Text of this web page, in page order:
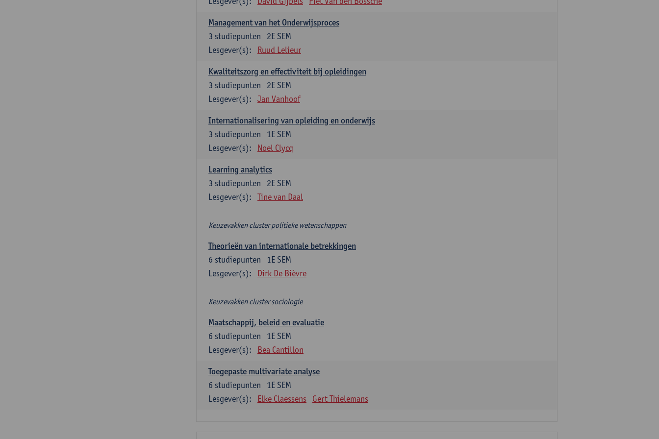
Management van het Onderwijsproces
2E SEM
3 studiepunten
Lesgever(s):
Ruud Lelieur
Kwaliteitszorg en effectiviteit bij opleidingen
2E SEM
3 studiepunten
Lesgever(s):
Jan Vanhoof
Internationalisering van opleiding en onderwijs
1E SEM
3 studiepunten
Lesgever(s):
Noel Clycq
Learning analytics
2E SEM
3 studiepunten
Lesgever(s):
Tine van Daal
Keuzevakken cluster politieke wetenschappen
Theorieën van internationale betrekkingen
1E SEM
6 studiepunten
Lesgever(s):
Dirk De Bièvre
Keuzevakken cluster sociologie
Maatschappij, beleid en evaluatie
1E SEM
6 studiepunten
Lesgever(s):
Bea Cantillon
Toegepaste multivariate analyse
1E SEM
6 studiepunten
Lesgever(s):
Elke Claessens Gert Thielemans